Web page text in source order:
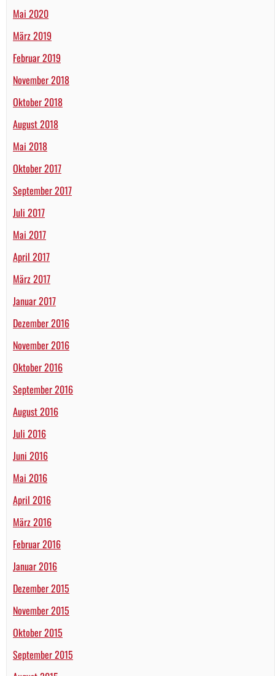
Mai 2020
März 2019
Februar 2019
November 2018
Oktober 2018
August 2018
Mai 2018
Oktober 2017
September 2017
Juli 2017
Mai 2017
April 2017
März 2017
Januar 2017
Dezember 2016
November 2016
Oktober 2016
September 2016
August 2016
Juli 2016
Juni 2016
Mai 2016
April 2016
März 2016
Februar 2016
Januar 2016
Dezember 2015
November 2015
Oktober 2015
September 2015